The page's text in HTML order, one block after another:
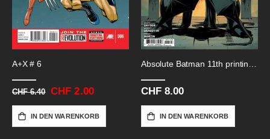
A+X # 6
CHF 6.40 Sonderangebot
CHF 2.00
IN DEN WARENKORB
Absolute Batman 11th printing # 1
CHF 8.00
IN DEN WARENKORB